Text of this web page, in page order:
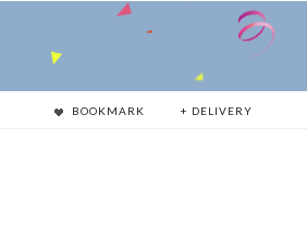
BOOKMARK + DELIVERY